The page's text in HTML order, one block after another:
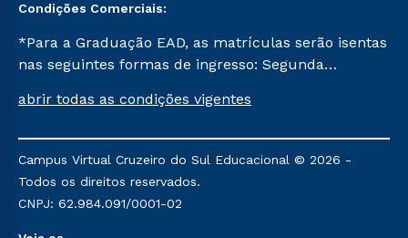
Condições Comerciais:
*Para a Graduação EAD, as matrículas serão isentas
nas seguintes formas de ingresso: Segunda
Já para as demais, a taxa de matrícula será de R$
mencionadas são referentes aos cursos: Ensino
Religioso, Geografia para a Docência e Metodologia
do Ensino de História: Questões Atuais.
abrir todas as condições vigentes
Campus Virtual Cruzeiro do Sul Educacional © 2026 -
Todos os direitos reservados.
CNPJ: 62.984.091/0001-02